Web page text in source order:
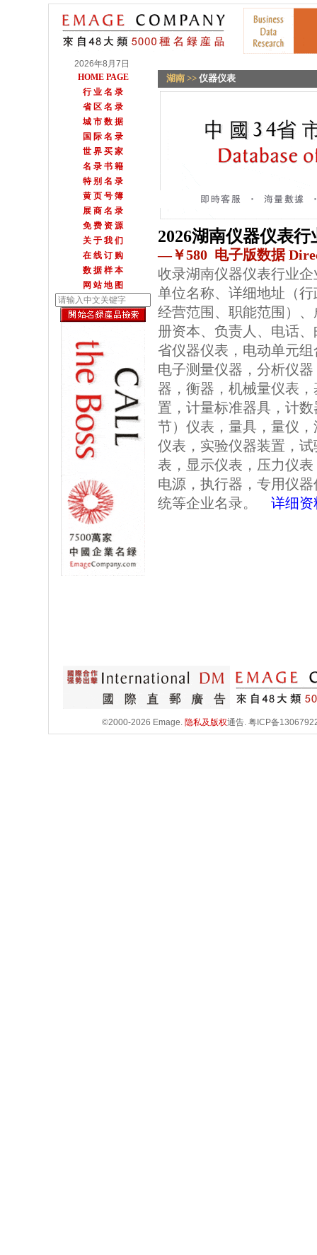
2026年8月7日
HOME PAGE
行 业 名 录
省 区 名 录
城 市 数 据
国 际 名 录
世 界 买 家
名 录 书 籍
特 别 名 录
黄 页 号 簿
展 商 名 录
免 费 资 源
关 于 我 们
在 线 订 购
数 据 样 本
网 站 地 图
湖南 >> 仪器仪表
2026湖南仪器仪表
—￥580 电子版数据
收录湖南仪器仪表行业
单位名称、详细地址（
经营范围、职能范围）
册资本、负责人、电话
省仪器仪表，电动单元
电子测量仪器，分析仪
器，衡器，机械量仪表
置，计量标准器具，计
节）仪表，量具，量仪
仪表，实验仪器装置，
表，显示仪表，压力仪
电源，执行器，专用仪
统等企业名录。
详细资
©2000-2026 Emage. 隐私及版权通告. 粤ICP备